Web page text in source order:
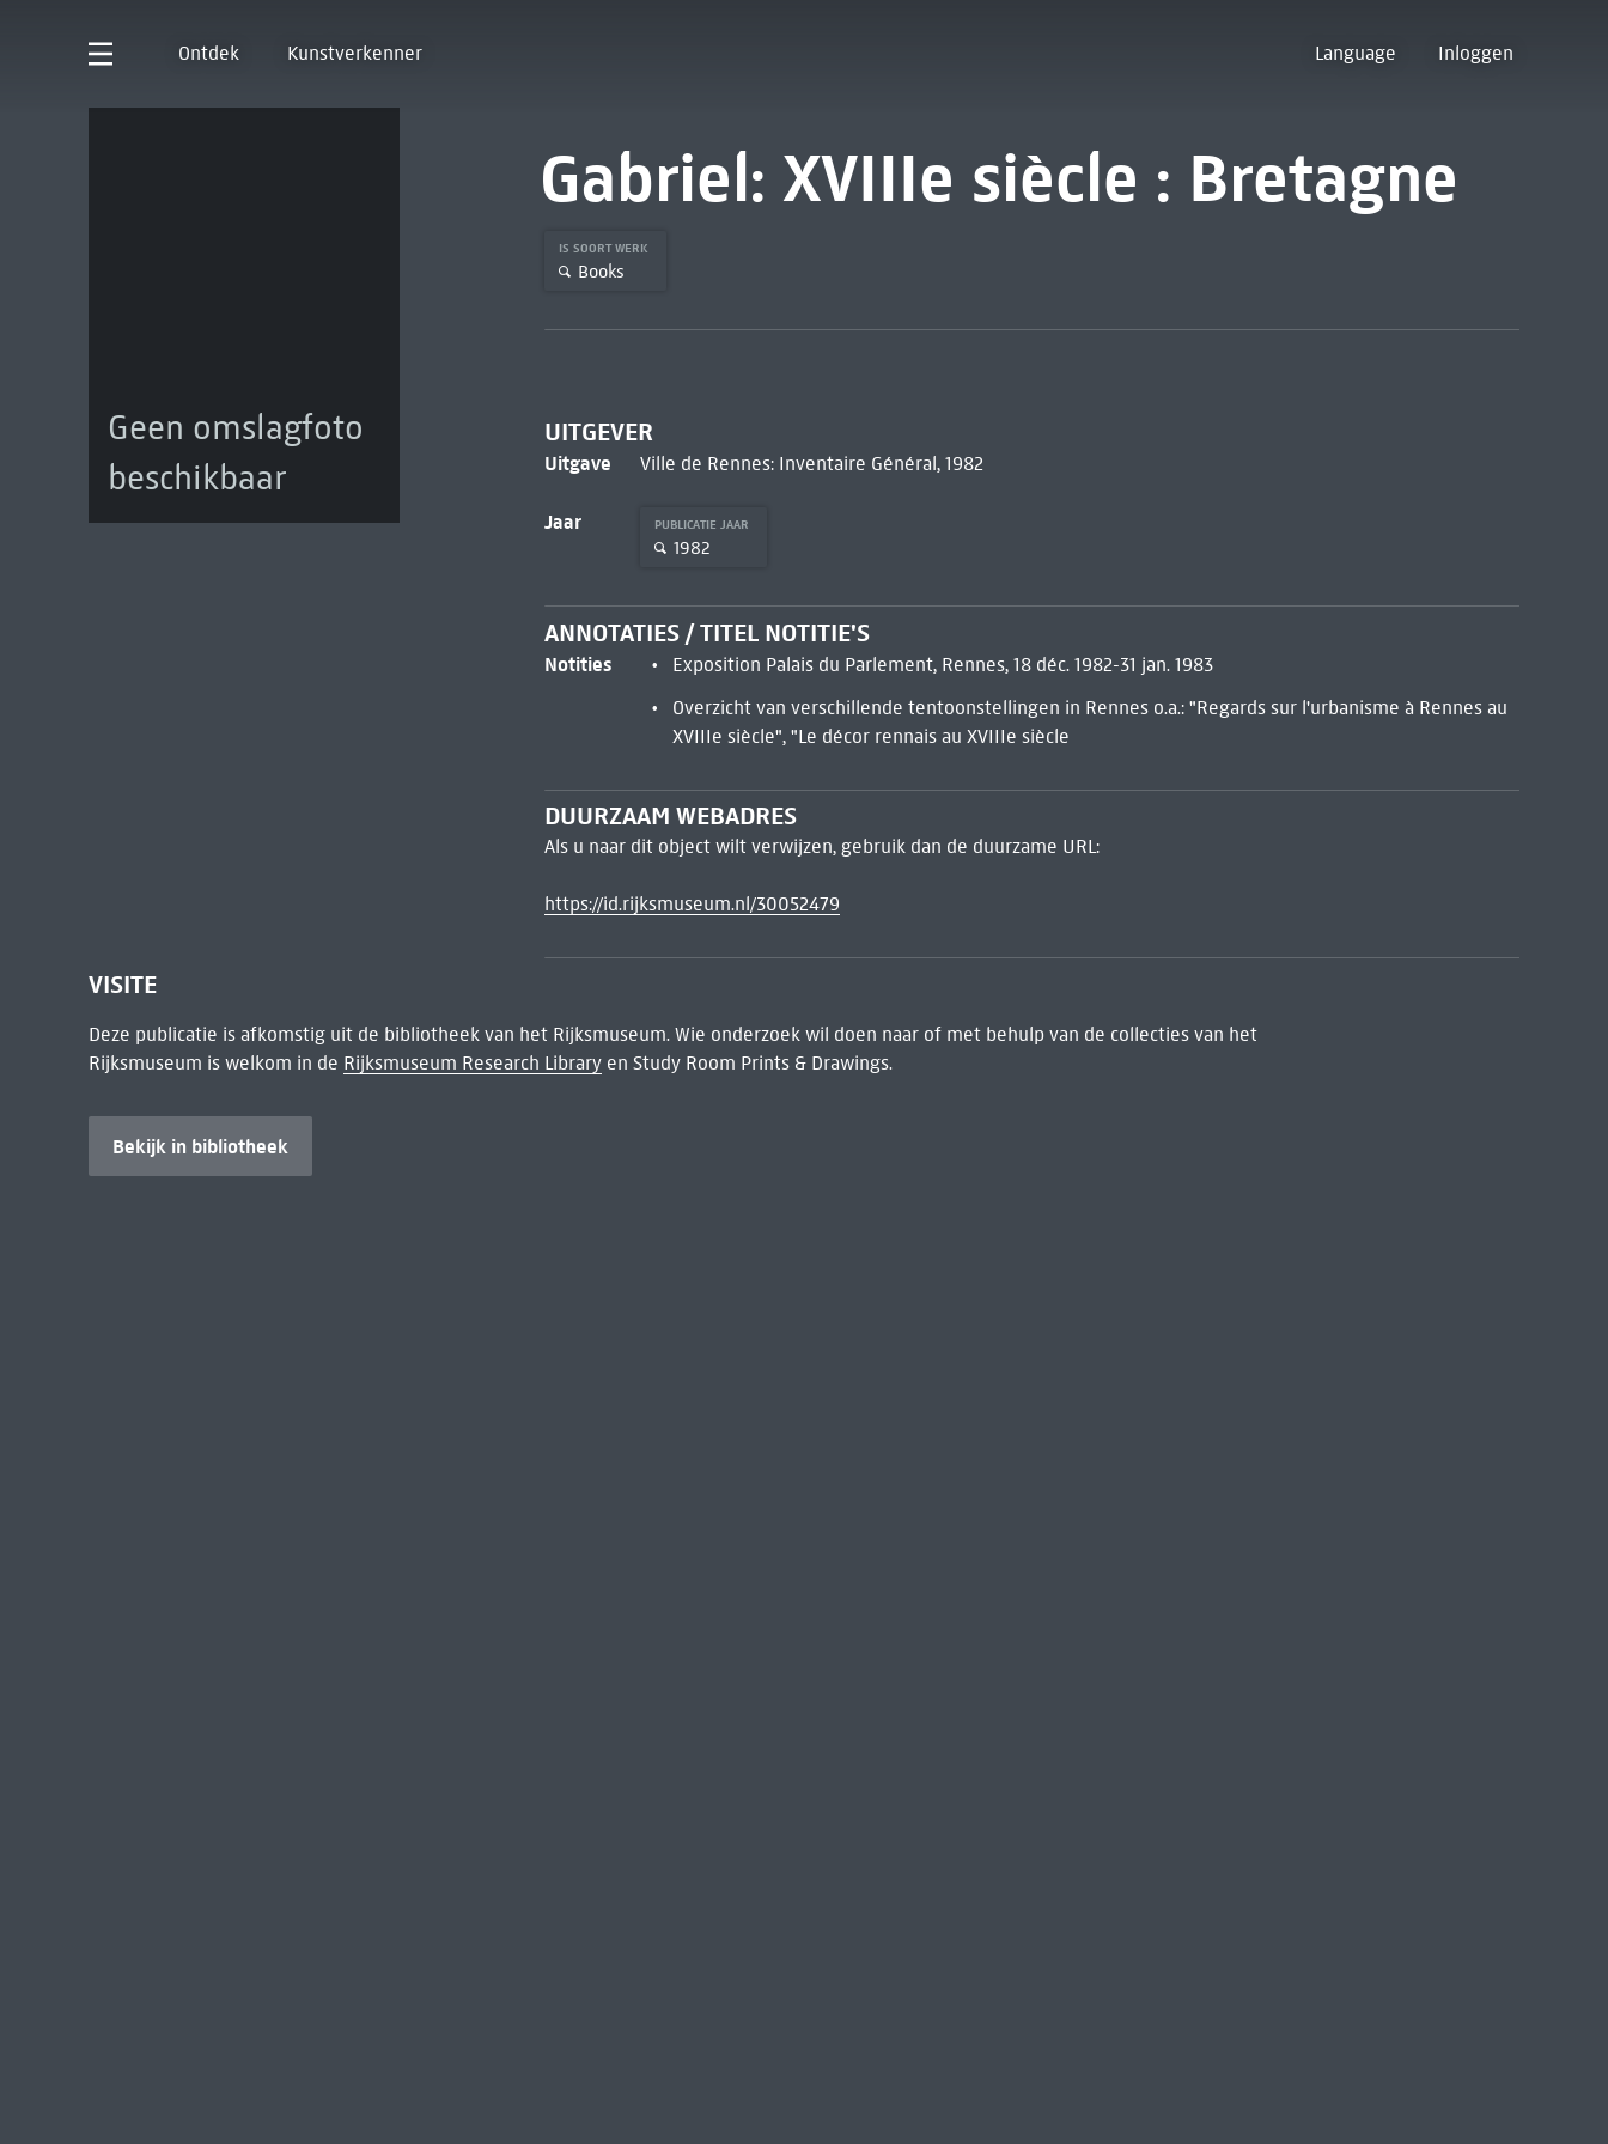
Ontdek Kunstverkenner Language Inloggen
Geen omslagfoto
beschikbaar
Gabriel: XVIIIe siècle : Bretagne
IS SOORT WERK
Books
UITGEVER
Uitgave Ville de Rennes: Inventaire Général, 1982
Jaar PUBLICATIE JAAR
1982
ANNOTATIES / TITEL NOTITIE'S
Notities
Exposition Palais du Parlement, Rennes, 18 déc. 1982-31 jan. 1983
Overzicht van verschillende tentoonstellingen in Rennes o.a.: "Regards sur l'urbanisme à Rennes au
XVIIIe siècle", "Le décor rennais au XVIIIe siècle
DUURZAAM WEBADRES
Als u naar dit object wilt verwijzen, gebruik dan de duurzame URL:
https://id.rijksmuseum.nl/30052479
VISITE
Deze publicatie is afkomstig uit de bibliotheek van het Rijksmuseum. Wie onderzoek wil doen naar of met behulp van de collecties van het
Rijksmuseum is welkom in de Rijksmuseum Research Libraryen Study Room Prints & Drawings.
Bekijk in bibliotheek